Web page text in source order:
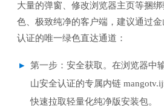
大量的弹窗、修改浏览器主页等捆
色、极致纯净的客户端，建议通过
认证的唯一绿色直达通道：
第一步：安全获取。在浏览器中
山安全认证的专属内链
快速拉取轻量化纯净版安装包。